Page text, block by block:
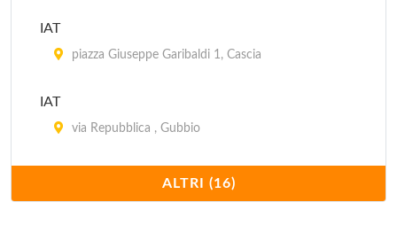
IAT
piazza Giuseppe Garibaldi 1, Cascia
IAT
via Repubblica , Gubbio
corso Cavour 126, Foligno
ALTRI (16)